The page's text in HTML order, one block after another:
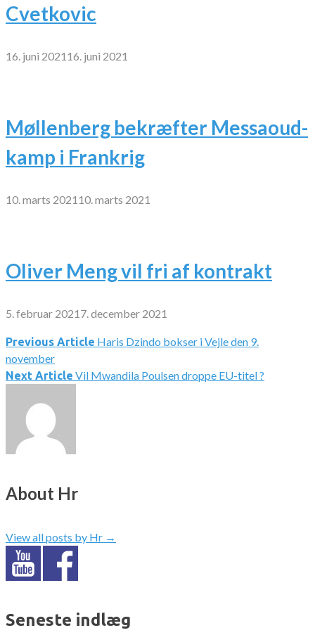
Cvetkovic
16. juni 2021 16. juni 2021
Møllenberg bekræfter Messaoud-
kamp i Frankrig
10. marts 2021 10. marts 2021
Oliver Meng vil fri af kontrakt
5. februar 2021 7. december 2021
Indlægsnavigation
Previous Article Haris Dzindo bokser i Vejle den 9.
november
Next Article Vil Mwandila Poulsen droppe EU-titel ?
About Hr
View all posts by Hr →
Seneste indlæg